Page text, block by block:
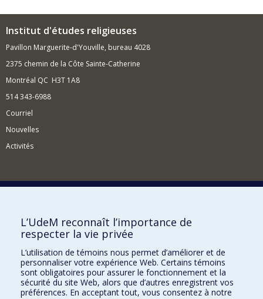
Institut d'études religieuses
Pavillon Marguerite-d'Youville, bureau 4028
2375 chemin de la Côte Sainte-Catherine
Montréal QC H3T 1A8
514 343-6988
Courriel
Nouvelles
Activités
Comment soutenir l'Institut?
BESOIN D'AIDE?
Plan du site
Signaler une erreur
Accessibilité
L’UdeM reconnaît l’importance de
respecter la vie privée
L’utilisation de témoins nous permet d’améliorer et de
personnaliser votre expérience Web. Certains témoins
sont obligatoires pour assurer le fonctionnement et la
sécurité du site Web, alors que d’autres enregistrent vos
préférences. En acceptant tout, vous consentez à notre